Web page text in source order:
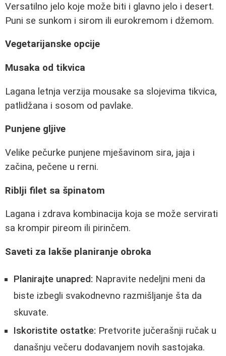
Versatilno jelo koje može biti i glavno jelo i desert.
Puni se sunkom i sirom ili eurokremom i džemom.
Vegetarijanske opcije
Musaka od tikvica
Lagana letnja verzija mousake sa slojevima tikvica,
patlidžana i sosom od pavlake.
Punjene gljive
Velike pečurke punjene mješavinom sira, jaja i
začina, pečene u rerni.
Riblji filet sa špinatom
Lagana i zdrava kombinacija koja se može servirati
sa krompir pireom ili pirinčem.
Saveti za lakše planiranje obroka
Planirajte unapred: Napravite nedeljni meni da
biste izbegli svakodnevno razmišljanje šta da
skuvate.
Iskoristite ostatke: Pretvorite jučerašnji ručak u
današnju večeru dodavanjem novih sastojaka.